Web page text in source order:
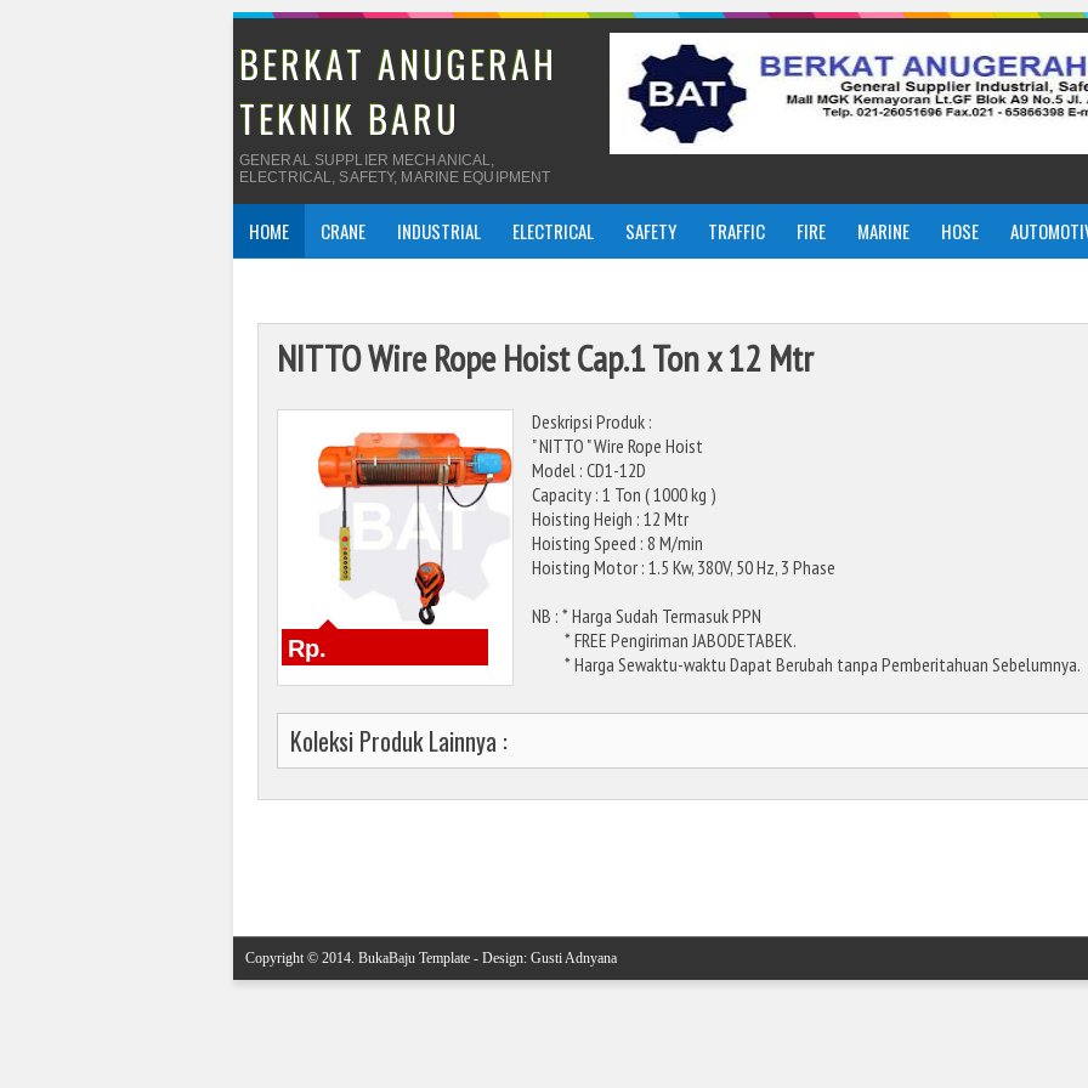
BERKAT ANUGERAH
TEKNIK BARU
GENERAL SUPPLIER MECHANICAL,
ELECTRICAL, SAFETY, MARINE EQUIPMENT
HOME CRANE INDUSTRIAL ELECTRICAL SAFETY TRAFFIC FIRE MARINE HOSE
NITTO Wire Rope Hoist Cap.1 Ton x 12 Mtr
Rp.
Deskripsi Produk :
" NITTO " Wire Rope Hoist
Model : CD1-12D
Capacity : 1 Ton ( 1000 kg )
Hoisting Heigh : 12 Mtr
Hoisting Speed : 8 M/min
Hoisting Motor : 1.5 Kw, 380V, 50 Hz, 3 Phase
NB : * Harga Sudah Termasuk PPN
* FREE Pengiriman JABODETABEK.
* Harga Sewaktu-waktu Dapat Berubah tanpa Pemberitahuan Sebelumnya.
Koleksi Produk Lainnya :
Copyright © 2014. BukaBaju Template - Design: Gusti Adnyana